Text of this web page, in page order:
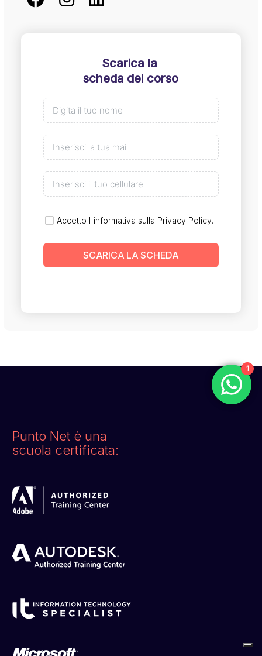
Scarica la
scheda del corso
Accetto l'informativa sulla Privacy Policy.
SCARICA LA SCHEDA
Punto Net è una
scuola certificata:
1